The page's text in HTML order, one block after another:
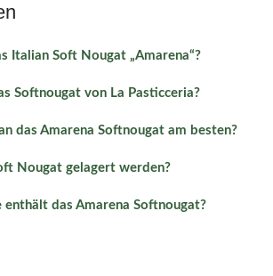
Italian Soft Nougat „Amarena“?
Softnougat von La Pasticceria?
das Amarena Softnougat am besten?
Nougat gelagert werden?
enthält das Amarena Softnougat?